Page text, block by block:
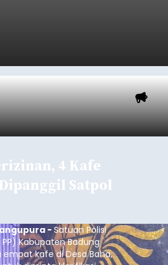
4 Kafe
Satpol
- Satuan Polisi
Kabupaten Badung
kafe di Desa Baha,